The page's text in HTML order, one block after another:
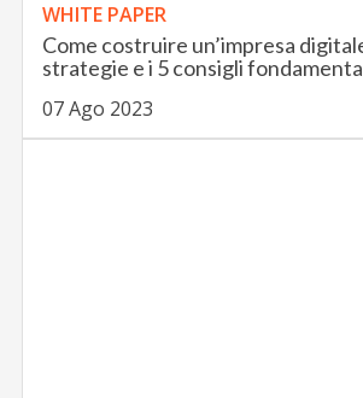
WHITE PAPER
Come costruire un’impresa
strategie e i 5 consigli
07 Ago 2023